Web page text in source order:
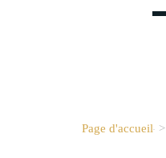
Page d'accueil >